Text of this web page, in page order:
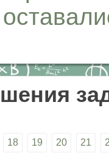
18 19 20 21